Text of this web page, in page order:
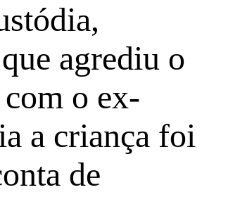
agrediu o
o ex-
a criança foi
de